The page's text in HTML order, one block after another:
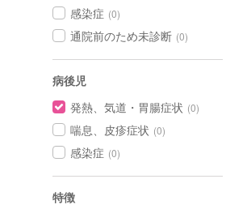
感染症 (0)
通院前のため未診断 (0)
病後児
発熱、気道・胃腸症状 (0)
喘息、皮疹症状 (0)
感染症 (0)
特徴